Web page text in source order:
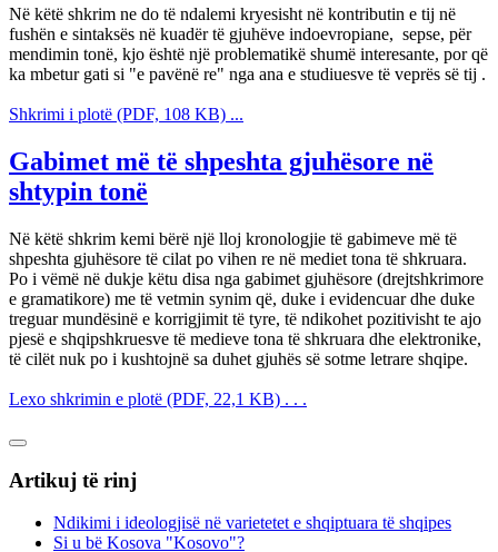
Në këtë shkrim ne do të ndalemi kryesisht në kontributin e tij në
fushën e sintaksës në kuadër të gjuhëve indoevropiane, sepse, për
mendimin tonë, kjo është një problematikë shumë interesante, por që
ka mbetur gati si "e pavënë re" nga ana e studiuesve të veprës së tij .
Shkrimi i plotë (PDF, 108 KB) ...
Gabimet më të shpeshta gjuhësore në
shtypin tonë
Në këtë shkrim kemi bërë një lloj kronologjie të gabimeve më të
shpeshta gjuhësore të cilat po vihen re në mediet tona të shkruara.
Po i vëmë në dukje këtu disa nga gabimet gjuhësore (drejtshkrimore
e gramatikore) me të vetmin synim që, duke i evidencuar dhe duke
treguar mundësinë e korrigjimit të tyre, të ndikohet pozitivisht te ajo
pjesë e shqipshkruesve të medieve tona të shkruara dhe elektronike,
të cilët nuk po i kushtojnë sa duhet gjuhës së sotme letrare shqipe.
Lexo shkrimin e plotë (PDF, 22,1 KB) . . .
Artikuj të rinj
Ndikimi i ideologjisë në varietetet e shqiptuara të shqipes
Si u bë Kosova "Kosovo"?